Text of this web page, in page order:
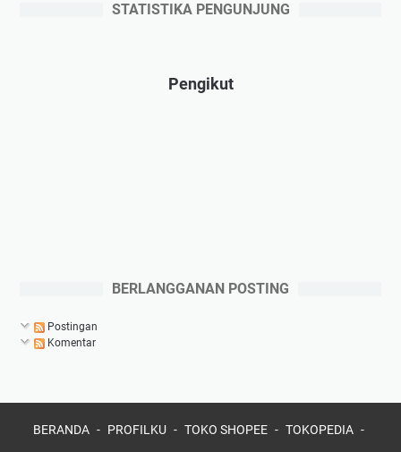
STATISTIKA PENGUNJUNG
Pengikut
BERLANGGANAN POSTING
Postingan
Komentar
BERANDA PROFILKU TOKO SHOPEE
TOKOPEDIA